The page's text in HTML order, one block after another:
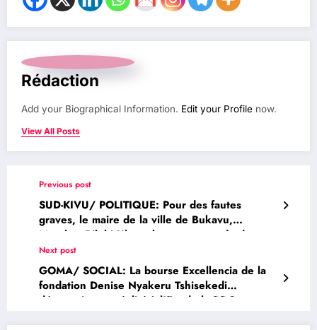
Rédaction
Add your Biographical Information. Edit your Profile now.
View All Posts
Previous post
SUD-KIVU/ POLITIQUE: Pour des fautes
graves, le maire de la ville de Bukavu,
Meschac Bilubi Ulengabo est suspendu des ses
fonctions
Next post
GOMA/ SOCIAL: La bourse Excellencia de la
fondation Denise Nyakeru Tshisekedi
désormais une réalité à l’Est de la RDC